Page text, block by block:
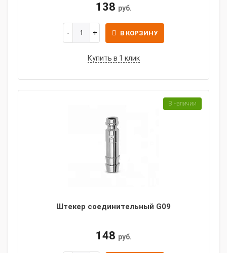
138 руб.
В КОРЗИНУ
Купить в 1 клик
Штекер соединительный G09
148 руб.
В наличии